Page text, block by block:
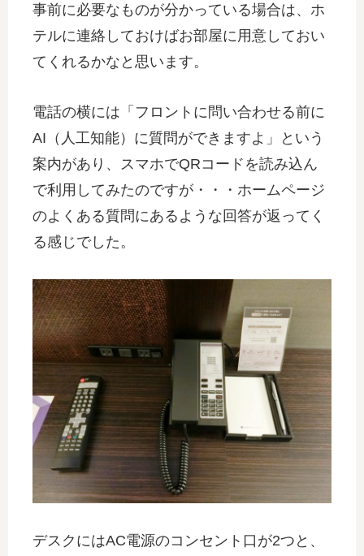
事前に必要なものが分かっている場合は、ホ
テルに連絡しておけばお部屋に用意しておい
てくれるかなと思います。
電話の横には「フロントに問い合わせる前に
AI（人工知能）に質問ができますよ」という
案内があり、スマホでQRコードを読み込ん
で利用してみたのですが・・・ホームページ
のよくある質問にあるような回答が返ってく
る感じでした。
デスクにはAC電源のコンセント口が2つと、